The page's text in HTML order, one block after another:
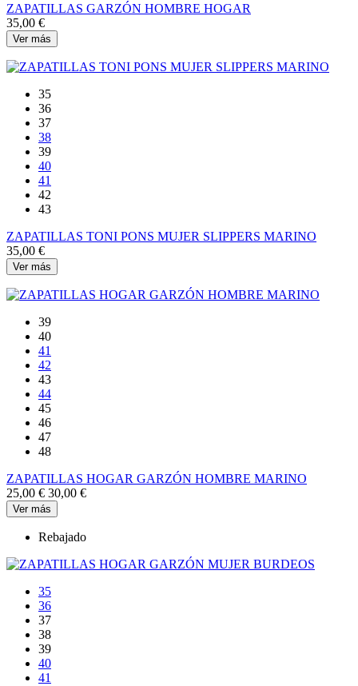
ZAPATILLAS GARZÓN HOMBRE HOGAR
35,00 €
Ver más
35
36
37
38
39
40
41
42
43
ZAPATILLAS TONI PONS MUJER SLIPPERS MARINO
35,00 €
Ver más
39
40
41
42
43
44
45
46
47
48
ZAPATILLAS HOGAR GARZÓN HOMBRE MARINO
25,00 € 30,00 €
Ver más
Rebajado
35
36
37
38
39
40
41